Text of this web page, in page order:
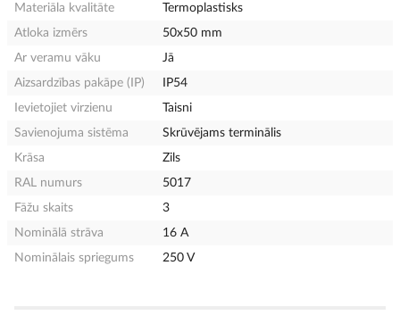
Materiāla kvalitāte
Termoplastisks
Atloka izmērs
50x50 mm
Ar veramu vāku
Jā
Aizsardzības pakāpe (IP)
IP54
Ievietojiet virzienu
Taisni
Savienojuma sistēma
Skrūvējams terminālis
Krāsa
Zils
RAL numurs
5017
Fāžu skaits
3
Nominālā strāva
16 A
Nominālais spriegums
250 V